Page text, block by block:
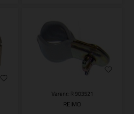
Varenr.: R 903521
REIMO